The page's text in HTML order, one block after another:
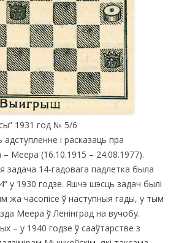
1931 год № 5/6
адступленне і расказаць пра
Меера (16.10.1915 – 24.08.1977).
14-гадовага падлетка была
у 1930 годзе. Яшчэ шэсць задач былі
жа часопісе ў наступныя гады, у тым
Меера ў Ленінград на вучобу.
– у 1940 годзе ў сааўтарстве з